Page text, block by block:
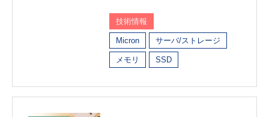
技術情報
Micron サーバ/ストレージ
メモリ SSD